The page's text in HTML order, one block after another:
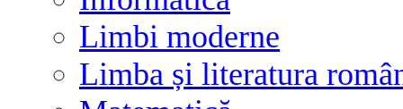
Limbi moderne
Limba și literatura